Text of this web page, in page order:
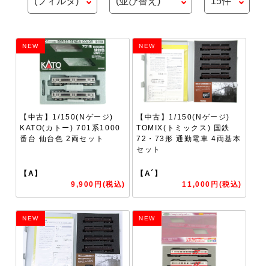
NEW
【中古】1/150(Nゲージ)
KATO(カトー) 701系1000
番台 仙台色 2両セット
【A】
9,900円(税込)
NEW
【中古】1/150(Nゲージ)
TOMIX(トミックス) 国鉄
72・73形 通勤電車 4両基本
セット
【A´】
11,000円(税込)
NEW NEW